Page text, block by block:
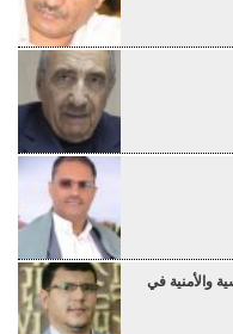
والأمنية في